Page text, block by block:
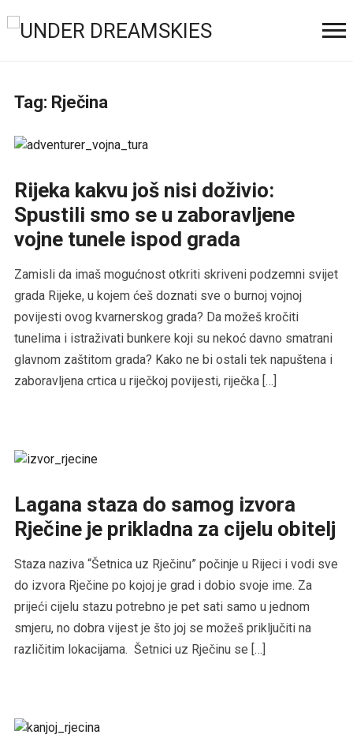
Tag: Rječina
Rijeka kakvu još nisi doživio:
Spustili smo se u zaboravljene
vojne tunele ispod grada
Zamisli da imaš mogućnost otkriti skriveni podzemni svijet
grada Rijeke, u kojem ćeš doznati sve o burnoj vojnoj
povijesti ovog kvarnerskog grada? Da možeš kročiti
tunelima i istraživati bunkere koji su nekoć davno smatrani
glavnom zaštitom grada? Kako ne bi ostali tek napuštena i
zaboravljena crtica u riječkoj povijesti, riječka […]
Lagana staza do samog izvora
Rječine je prikladna za cijelu obitelj
Staza naziva “Šetnica uz Rječinu” počinje u Rijeci i vodi sve
do izvora Rječine po kojoj je grad i dobio svoje ime. Za
prijeći cijelu stazu potrebno je pet sati samo u jednom
smjeru, no dobra vijest je što joj se možeš priključiti na
različitim lokacijama. Šetnici uz Rječinu se […]